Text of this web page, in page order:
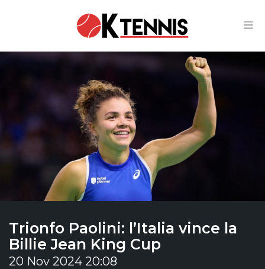
Trionfo Paolini: l’Italia vince la
Billie Jean King Cup
20 Nov 2024 20:08